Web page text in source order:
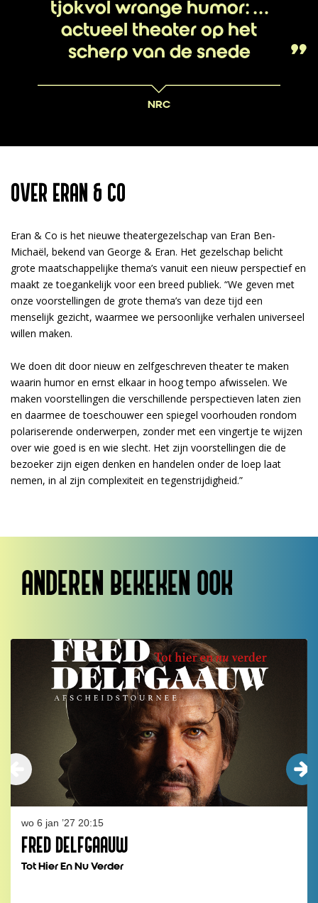
tjokvol wrange humor: …
actueel theater op het
scherp van de snede
NRC
OVER ERAN & CO
Eran & Co is het nieuwe theatergezelschap van Eran Ben-
Michaël, bekend van George & Eran. Het gezelschap belicht
grote maatschappelijke thema’s vanuit een nieuw perspectief en
maakt ze toegankelijk voor een breed publiek. “We geven met
onze voorstellingen de grote thema’s van deze tijd een
menselijk gezicht, waarmee we persoonlijke verhalen universeel
willen maken.
We doen dit door nieuw en zelfgeschreven theater te maken
waarin humor en ernst elkaar in hoog tempo afwisselen. We
maken voorstellingen die verschillende perspectieven laten zien
en daarmee de toeschouwer een spiegel voorhouden rondom
polariserende onderwerpen, zonder met een vingertje te wijzen
over wie goed is en wie slecht. Het zijn voorstellingen die de
bezoeker zijn eigen denken en handelen onder de loep laat
nemen, in al zijn complexiteit en tegenstrijdigheid.”
ANDEREN BEKEKEN OOK
FRED DELFGAAUW
Tot Hier En Nu Verder
wo 6 jan ’27 20:15